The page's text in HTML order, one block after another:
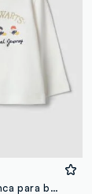
Camiseta blanca para bebé de puro algodón orgánico con bordado de Harry Potter